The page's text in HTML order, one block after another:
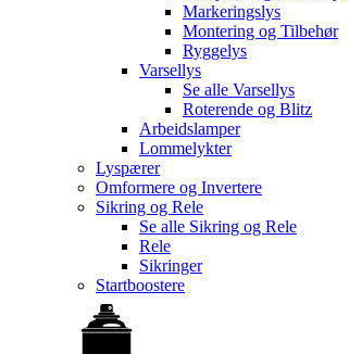
Markeringslys
Montering og Tilbehør
Ryggelys
Varsellys
Se alle Varsellys
Roterende og Blitz
Arbeidslamper
Lommelykter
Lyspærer
Omformere og Invertere
Sikring og Rele
Se alle Sikring og Rele
Rele
Sikringer
Startboostere